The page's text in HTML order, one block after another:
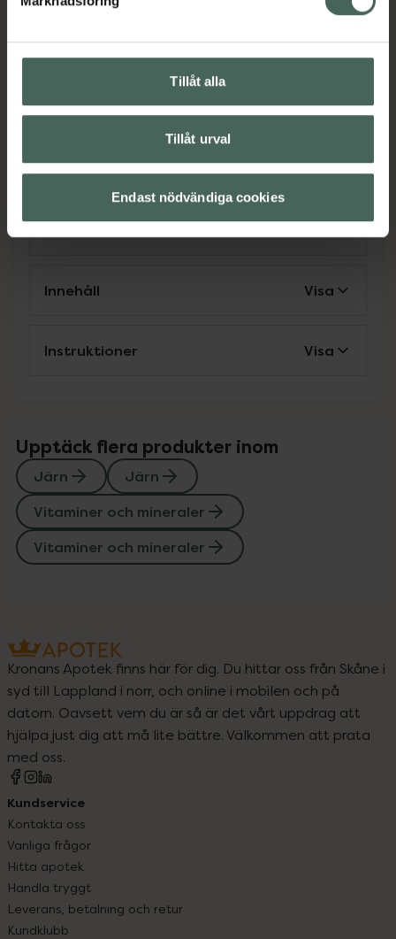
Tillåt alla
Tillåt urval
Endast nödvändiga cookies
Jämförpris 11,30 kr/st
07350064280201
Kategorier:
Vitaminer och mineraler
Vitaminer och mineraler
Innehåll Visa
Instruktioner Visa
Upptäck flera produkter inom
Järn
Järn
Vitaminer och mineraler
Vitaminer och mineraler
Kronans Apotek finns här för dig. Du hittar oss från Skåne i
syd till Lappland i norr, och online i mobilen och på
datorn. Oavsett vem du är så är det vårt uppdrag att
hjälpa just dig att må lite bättre. Välkommen att prata
med oss.
Kundservice
Kontakta oss
Vanliga frågor
Hitta apotek
Handla tryggt
Leverans, betalning och retur
Kundklubb